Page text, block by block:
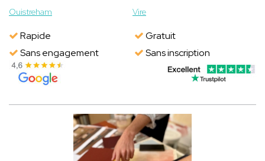
Ouistreham
Vire
Rapide
Gratuit
Sans engagement
Sans inscription